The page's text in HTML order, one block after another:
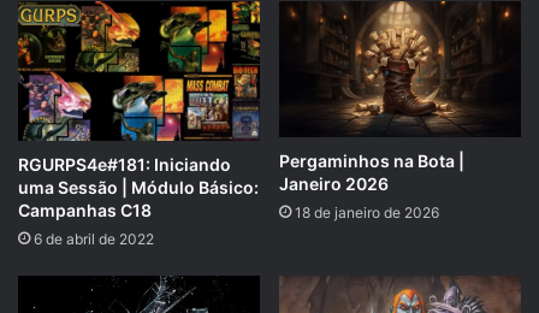
PADRINHOS E MADRINHAS QUE APOIARAM O RPG NEXT –
AGOSTO DE 2018:
https://rpgnext.com.br/doadores
RGURPS4e#181: Iniciando
uma Sessão | Módulo Básico:
Campanhas C18
6 de abril de 2022
Pergaminhos na Bota |
Janeiro 2026
18 de janeiro de 2026